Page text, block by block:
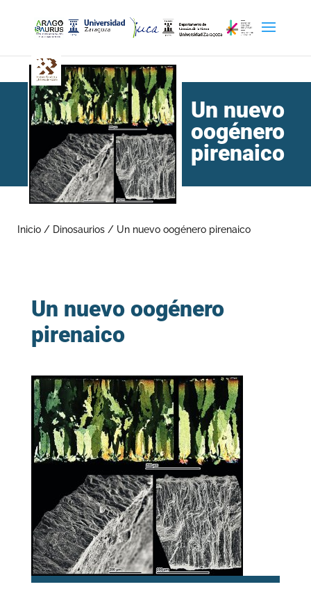
Un nuevo
oogénero
pirenaico
Inicio / Dinosaurios / Un nuevo oogénero pirenaico
Un nuevo oogénero
pirenaico